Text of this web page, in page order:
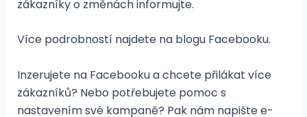
zákazníky o změnách informujte.
Více podrobností najdete na blogu Facebooku.
Inzerujete na Facebooku a chcete přilákat více
zákazníků? Nebo potřebujete pomoc s
nastavením své kampaně? Pak nám napište e-